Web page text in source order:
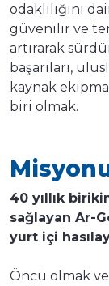
odaklılığını
güvenilir ve
artırarak
başarıları,
kaynak
biri olmak.
40 yıllık
sağlayan Ar-
yurt içi
Öncü olmak